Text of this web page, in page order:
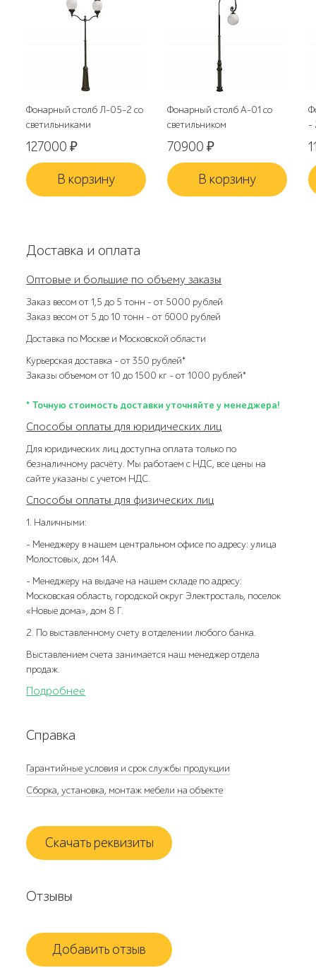
Фонарный столб Л-05-2 со
светильниками
127000₽
В корзину
Фонарный столб А-01 со
светильником
70900₽
В корзину
-
Доставка и оплата
Оптовые и большие по объему заказы
Заказ весом от 1,5 до 5 тонн – от 5000 рублей
Заказ весом от 5 до 10 тонн – от 6000 рублей
Доставка по Москве и Московской области
Курьерская доставка – от 350 рублей*
Заказы объемом от 10 до 1500 кг – от 1000 рублей*
* Точную стоимость доставки уточняйте у менеджера!
Способы оплаты для юридических лиц
Для юридических лиц доступна оплата только по
безналичному расчёту. Мы работаем с НДС, все цены на
сайте указаны с учетом НДС.
Способы оплаты для физических лиц
1. Наличными:
- Менеджеру в нашем центральном офисе по адресу: улица
Молостовых, дом 14А.
- Менеджеру на выдаче на нашем складе по адресу:
Московская область, городской округ Электросталь, поселок
«Новые дома», дом 8 Г.
2. По выставленному счету в отделении любого банка.
Выставлением счета занимается наш менеджер отдела
продаж.
Подробнее
Справка
Гарантийные условия и срок службы продукции
Сборка, установка, монтаж мебели на объекте
Скачать реквизиты
Отзывы
Добавить отзыв